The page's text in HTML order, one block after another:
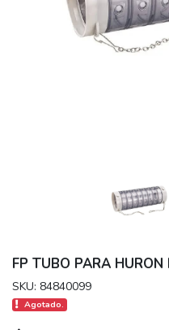
FP TUBO PARA
SKU: 84840099
Agotado.